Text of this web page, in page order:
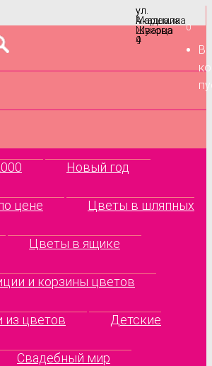
ул.
Маршала
Жукова
9
ул.
Академика
Шварца
4
0
В
Новый год
цене Цветы в шляпных
Цветы в ящике
и корзины цветов
из цветов Детские
Свадебный мир